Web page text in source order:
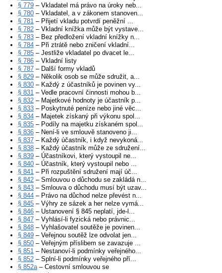
§ 779 – Vkladatel má právo na úroky neb...
§ 780 – Vkladatel, a v zákonem stanoven...
§ 781 – Přijetí vkladu potvrdí peněžní ...
§ 782 – Vkladní knížka může být vystave...
§ 783 – Bez předložení vkladní knížky n...
§ 784 – Při ztrátě nebo zničení vkladní...
§ 785 – Jestliže vkladatel po dvacet le...
§ 786 – Vkladní listy
§ 787 – Další formy vkladů
§ 829 – Několik osob se může sdružit, a...
§ 830 – Každý z účastníků je povinen vy...
§ 831 – Vedle pracovní činnosti mohou b...
§ 832 – Majetkové hodnoty je účastník p...
§ 833 – Poskytnuté peníze nebo jiné věc...
§ 834 – Majetek získaný při výkonu spol...
§ 835 – Podíly na majetku získaném spol...
§ 836 – Není-li ve smlouvě stanoveno ji...
§ 837 – Každý účastník, i když nevykoná...
§ 838 – Každý účastník může ze sdružení...
§ 839 – Účastníkovi, který vystoupil ne...
§ 840 – Účastník, který vystoupil nebo ...
§ 841 – Při rozpuštění sdružení mají úč...
§ 842 – Smlouvou o důchodu se zakládá n...
§ 843 – Smlouva o důchodu musí být uzav...
§ 844 – Právo na důchod nelze převést n...
§ 845 – Výhry ze sázek a her nelze vymá...
§ 846 – Ustanovení § 845 neplatí, jde-l...
§ 847 – Vyhlásí-li fyzická nebo právnic...
§ 848 – Vyhlašovatel soutěže je povinen...
§ 849 – Veřejnou soutěž lze odvolat jen...
§ 850 – Veřejným příslibem se zavazuje ...
§ 851 – Nestanoví-li podmínky veřejného...
§ 852 – Splní-li podmínky veřejného pří...
§ 852a– Cestovní smlouvou se